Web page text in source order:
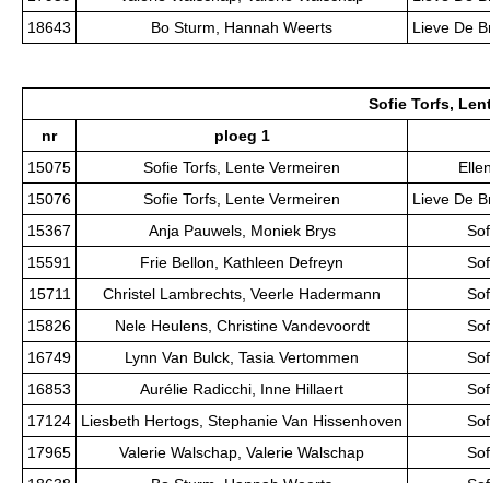
18643
Bo Sturm, Hannah Weerts Lieve De
Sofie Torfs,
nr
ploeg 1
15075
Sofie Torfs, Lente Vermeiren
15076
Sofie Torfs, Lente Vermeiren
Lieve De
15367
Anja Pauwels, Moniek Brys
15591
Frie Bellon, Kathleen Defreyn
15711
Christel Lambrechts, Veerle Hadermann
15826
Nele Heulens, Christine Vandevoordt
16749
Lynn Van Bulck, Tasia Vertommen
16853
Aurélie Radicchi, Inne Hillaert
17124
Liesbeth Hertogs, Stephanie Van Hissenhoven
17965
Valerie Walschap, Valerie Walschap